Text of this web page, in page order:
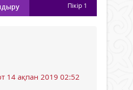
Пікір 1
14 ақпан 2019 02:52